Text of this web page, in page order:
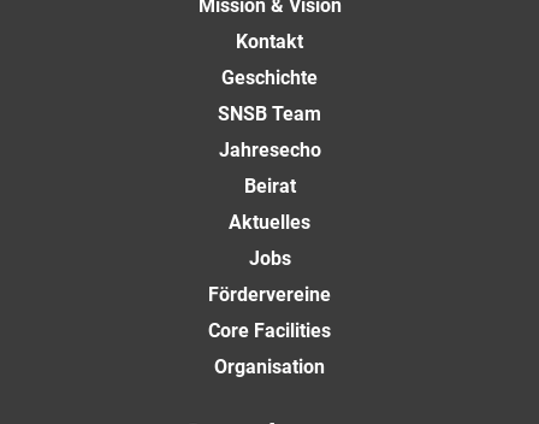
Mission & Vision
Kontakt
Geschichte
SNSB Team
Jahresecho
Beirat
Aktuelles
Jobs
Fördervereine
Core Facilities
Organisation